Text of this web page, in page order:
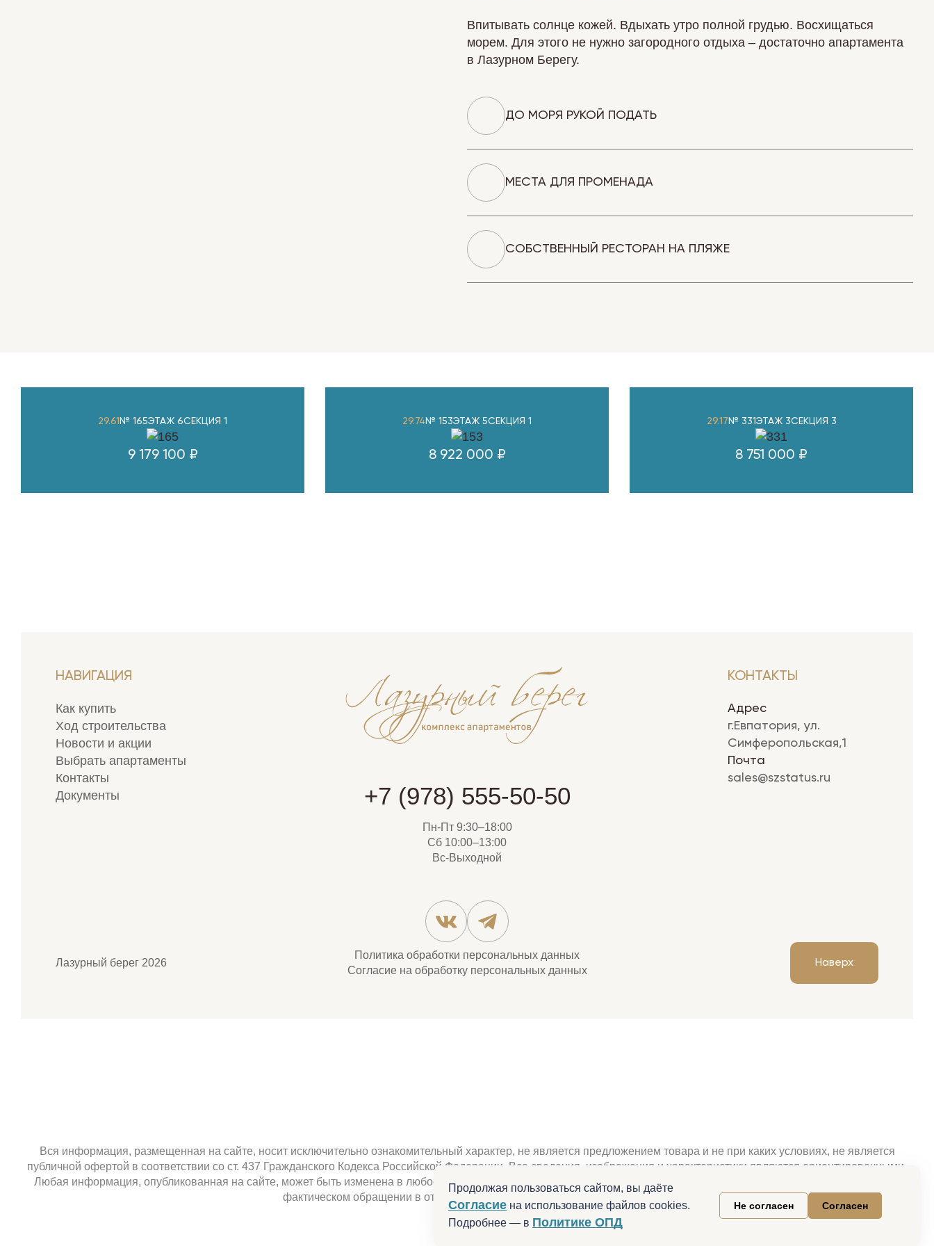
Продолжая пользоваться сайтом, вы даёте
Согласие на использование файлов cookies.
Подробнее — в Политике ОПД
Не согласен Согласен
Впитывать солнце кожей. Вдыхать утро полной грудью. Восхищаться
морем. Для этого не нужно загородного отдыха – достаточно апартамента
в Лазурном Берегу.
ДО МОРЯ РУКОЙ ПОДАТЬ
МЕСТА ДЛЯ ПРОМЕНАДА
СОБСТВЕННЫЙ РЕСТОРАН НА ПЛЯЖЕ
29.61 № 165ЭТАЖ 6СЕКЦИЯ 1
9 179 100 ₽
29.74 № 153ЭТАЖ 5СЕКЦИЯ 1
8 922 000 ₽
29.17 № 331ЭТАЖ 3СЕКЦИЯ 3
8 751 000 ₽
НАВИГАЦИЯ
Как купить
Ход строительства
Новости и акции
Выбрать апартаменты
Контакты
Документы
+7 (978) 555-50-50
Пн-Пт 9:30–18:00
Сб 10:00–13:00
Вс-Выходной
КОНТАКТЫ
Адрес
г.Евпатория, ул.
Симферопольская,1
Почта
sales@szstatus.ru
Лазурный берег 2026
Политика обработки персональных данных
Согласие на обработку персональных данных
Наверх
Вся информация, размещенная на сайте, носит исключительно ознакомительный характер, не является предложением товара и не при каких условиях, не является
публичной офертой в соответствии со ст. 437 Гражданского Кодекса Российской Федерации. Все сведения, изображения и характеристики являются ориентировочными.
Любая информация, опубликованная на сайте, может быть изменена в любое время. Наличие , характеристики, свойства и актуальную цену необходимо уточнять при
фактическом обращении в отдел продаж или по телефону. Не реклама.
Разработано в